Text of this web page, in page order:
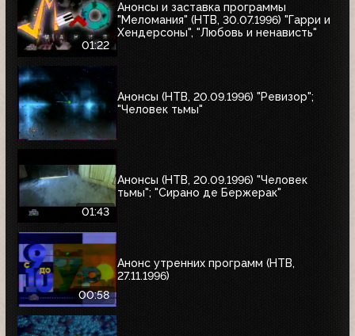
01:22
Анонсы и заставка программы
"Меломания" (НТВ, 30.07.1996) "Гарри и
Хендерсоны", "Любовь и ненависть"
Анонсы (НТВ, 20.09.1996) "Ревизор";
"Человек тьмы"
01:43
Анонсы (НТВ, 20.09.1996) "Человек
тьмы"; "Сирано де Бержерак"
00:58
Анонс утренних программ (НТВ,
27.11.1996)